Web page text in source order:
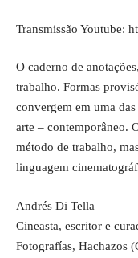
Transmissão Youtube:
O caderno de
trabalho. Formas
convergem em uma
arte – contemporâneo.
método de trabalho,
linguagem
Andrés Di Tella
Cineasta, escritor e
Fotografías, Hachazos